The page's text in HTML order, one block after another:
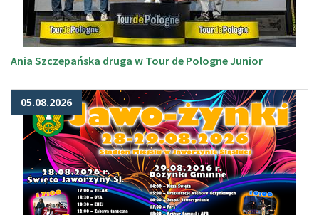
Ania Szczepańska druga w Tour de Pologne Junior
05.08.2026